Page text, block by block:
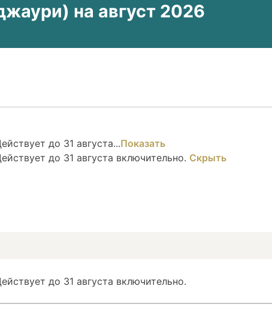
на август 2026
до 31 августа...Показать
до 31 августа включительно. Скрыть
до 31 августа включительно.